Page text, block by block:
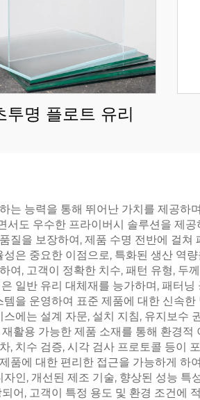
투명 플로트 유리
는 능력을 통해 뛰어난 가치를 제공
도 우수한 프라이버시 솔루션을 제
질을 보장하여, 제품 수명 전반에 걸
은 중요한 이점으로, 특화된 생산 역
여, 고객이 정확한 치수, 패턴 유형,
일반 유리 대체재를 능가하며, 패터
을 운영하여 표준 제품에 대한 신속
에는 설계 자문, 설치 지침, 유지보
활용 가능한 제품 소재를 통해 환경
, 치수 검증, 시각 검사 프로토콜 등이
품에 대한 편리한 접근을 가능하게
인, 개선된 제조 기술, 향상된 성능
어, 고객이 특정 용도 및 환경 조건에